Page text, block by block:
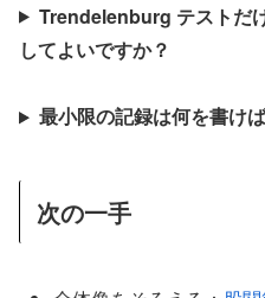
Trendelenburg テストだ
してよいですか？
最小限の記録は何を書け
次の一手